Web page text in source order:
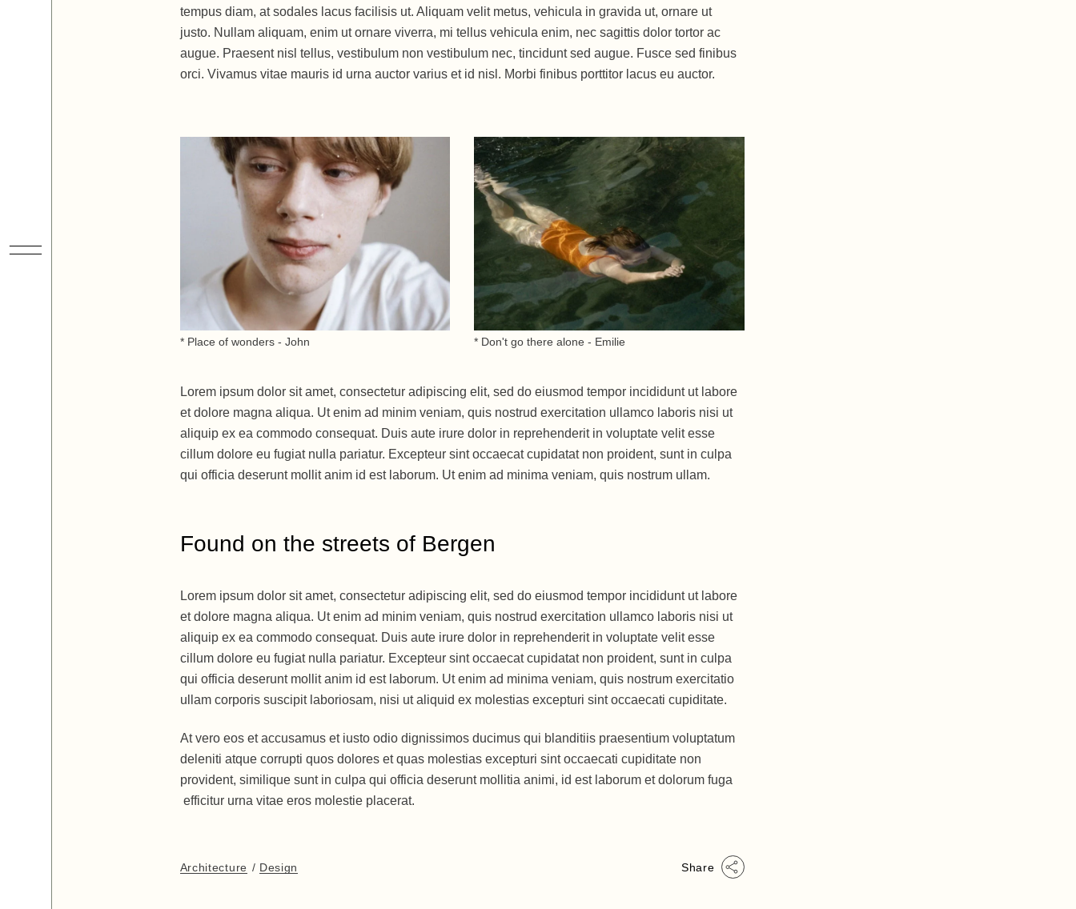
tempus diam, at sodales lacus facilisis ut. Aliquam velit metus, vehicula in gravida ut, ornare ut
justo. Nullam aliquam, enim ut ornare viverra, mi tellus vehicula enim, nec sagittis dolor tortor ac
augue. Praesent nisl tellus, vestibulum non vestibulum nec, tincidunt sed augue. Fusce sed finibus
orci. Vivamus vitae mauris id urna auctor varius et id nisl. Morbi finibus porttitor lacus eu auctor.
* Place of wonders - John * Don't go there alone - Emilie
Lorem ipsum dolor sit amet, consectetur adipiscing elit, sed do eiusmod tempor incididunt ut labore
et dolore magna aliqua. Ut enim ad minim veniam, quis nostrud exercitation ullamco laboris nisi ut
aliquip ex ea commodo consequat. Duis aute irure dolor in reprehenderit in voluptate velit esse
cillum dolore eu fugiat nulla pariatur. Excepteur sint occaecat cupidatat non proident, sunt in culpa
qui officia deserunt mollit anim id est laborum. Ut enim ad minima veniam, quis nostrum ullam.
Found on the streets of Bergen
Lorem ipsum dolor sit amet, consectetur adipiscing elit, sed do eiusmod tempor incididunt ut labore
et dolore magna aliqua. Ut enim ad minim veniam, quis nostrud exercitation ullamco laboris nisi ut
aliquip ex ea commodo consequat. Duis aute irure dolor in reprehenderit in voluptate velit esse
cillum dolore eu fugiat nulla pariatur. Excepteur sint occaecat cupidatat non proident, sunt in culpa
qui officia deserunt mollit anim id est laborum. Ut enim ad minima veniam, quis nostrum exercitatio
ullam corporis suscipit laboriosam, nisi ut aliquid ex molestias excepturi sint occaecati cupiditate.
At vero eos et accusamus et iusto odio dignissimos ducimus qui blanditiis praesentium voluptatum
deleniti atque corrupti quos dolores et quas molestias excepturi sint occaecati cupiditate non
provident, similique sunt in culpa qui officia deserunt mollitia animi, id est laborum et dolorum fuga
efficitur urna vitae eros molestie placerat.
Architecture Design Share